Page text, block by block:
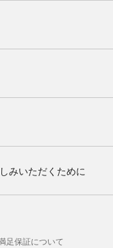
みいただくために
足保証について